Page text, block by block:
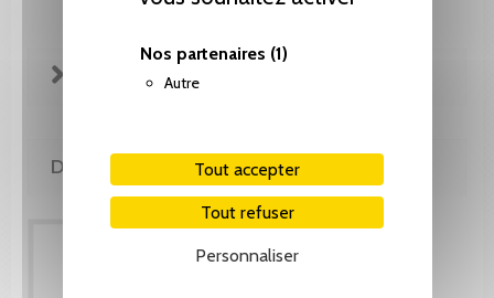
Nos partenaires (1)
Autre
Tout accepter
Tout refuser
Personnaliser
FICHE TECHNIQUE
DE LA MÊME COLLECTION